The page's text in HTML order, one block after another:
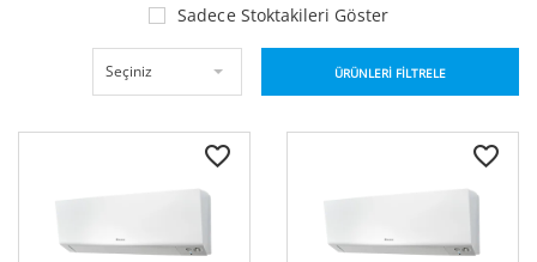
Sadece Stoktakileri Göster
Seçiniz ÜRÜNLERİ FİLTRELE